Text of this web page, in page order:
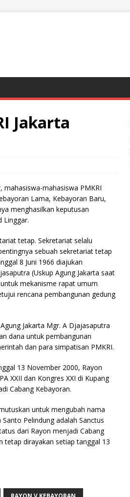
Jakarta
mahasiswa-mahasiswa PMKRI
Lama, Kebayoran Baru,
menghasilkan keputusan
Linggar.
tetap. Sekretariat selalu
sebuah sekretariat tetap
8 Juni 1966 diajukan
(Uskup Agung Jakarta saat
mekanisme rapat umum
rencana pembangunan gedung
Jakarta Mgr. A Djajasaputra
dana untuk pembangunan
dan para simpatisan PMKRI.
13 November 2000, Rayon
XXII dan Kongres XXI di Kupang
Cabang Kebayoran.
untuk mengubah nama
Pelindung adalah Sanctus
dari Rayon menjadi Cabang
tetap dirayakan setiap tanggal 13